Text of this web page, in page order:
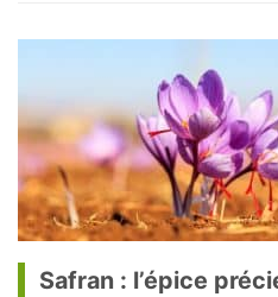
Safran : l’épice